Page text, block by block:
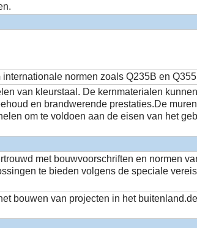
normen zoals Q235B en
van kleurstaal. De kernmaterialen
en brandwerende prestaties.De
om te voldoen aan de eisen van het
met bouwvoorschriften en normen
te bieden volgens de speciale
bouwen van projecten in het